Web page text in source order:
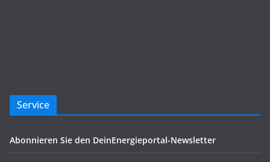
Service
Abonnieren Sie den DeinEnergieportal-Newsletter